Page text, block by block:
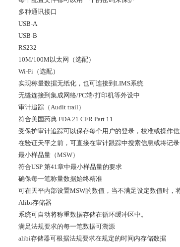
多种通讯接口
USB-A
USB-B
RS232
10M/100M以太网（选配）
Wi-Fi（选配）
实现称量数据无纸化，也可连接到LIMS系统
无缝连接到集成网络/PC端/打印机等外设中
审计追踪（Audit trail）
符合美国药典 FDA 21 CFR Part 11
受保护审计追踪可以保存每个用户的登录，校准或操作
在验证天平之前，可直接在审计跟踪中搜索信息或将记录
最小样品量（MSW）
符合USP 第41章中最小样品量的要求
确保每一笔称量数据始终精准
可在天平内部设置MSW的数值，当不满足设定数值时
Alibi存储器
系统可自动将称重数据存储在循环缓冲区中。
满足法规要求的每一笔数据可溯源
alibi存储器可根据法规要求在规定的时间内存储数据